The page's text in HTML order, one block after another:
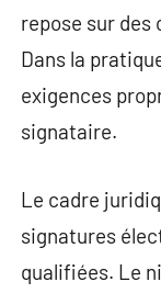
repose sur
Dans la
exigences
signataire.
Le cadre
signatures
qualifiées. Le